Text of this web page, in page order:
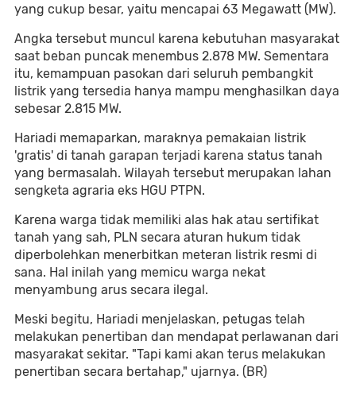
yang cukup besar, yaitu mencapai 63 Megawatt (MW).
Angka tersebut muncul karena kebutuhan masyarakat
saat beban puncak menembus 2.878 MW. Sementara
itu, kemampuan pasokan dari seluruh pembangkit
listrik yang tersedia hanya mampu menghasilkan daya
sebesar 2.815 MW.
Hariadi memaparkan, maraknya pemakaian listrik
'gratis' di tanah garapan terjadi karena status tanah
yang bermasalah. Wilayah tersebut merupakan lahan
sengketa agraria eks HGU PTPN.
Karena warga tidak memiliki alas hak atau sertifikat
tanah yang sah, PLN secara aturan hukum tidak
diperbolehkan menerbitkan meteran listrik resmi di
sana. Hal inilah yang memicu warga nekat
menyambung arus secara ilegal.
Meski begitu, Hariadi menjelaskan, petugas telah
melakukan penertiban dan mendapat perlawanan dari
masyarakat sekitar. "Tapi kami akan terus melakukan
penertiban secara bertahap," ujarnya. (BR)